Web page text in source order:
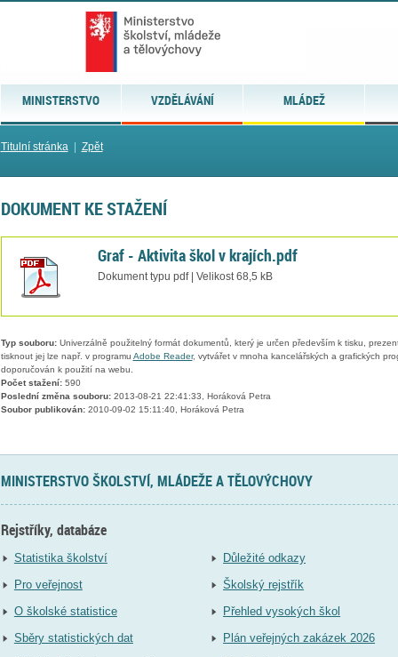
MINISTERSTVO VZDĚLÁVÁNÍ MLÁDEŽ
Titulní stránka| Zpět
DOKUMENT KE STAŽENÍ
Graf - Aktivita škol v krajích.pdf
Dokument typu pdf | Velikost 68,5 kB
Typ souboru:Univerzálně použitelný formát dokumentů, který je určen především k tisku,
tisknout jej lze např. v programu Adobe Reader, vytvářet v mnoha kancelářských a grafických
doporučován k použití na webu.
Počet stažení:590
Poslední změna souboru:2013-08-21 22:41:33, Horáková Petra
Soubor publikován:2010-09-02 15:11:40, Horáková Petra
MINISTERSTVO ŠKOLSTVÍ, MLÁDEŽE A TĚLOVÝCHOVY
Rejstříky, databáze
Statistika školství
Pro veřejnost
O školské statistice
Sběry statistických dat
Důležité odkazy
Školský rejstřík
Přehled vysokých škol
Plán veřejných zakázek 2026